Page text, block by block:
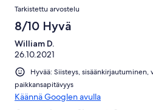
Tarkistettu arvostelu
8/10 Hyvä
William D.
26.10.2021
Hyvää: Siisteys,
paikkansapitävyys
Käännä Googlen avulla